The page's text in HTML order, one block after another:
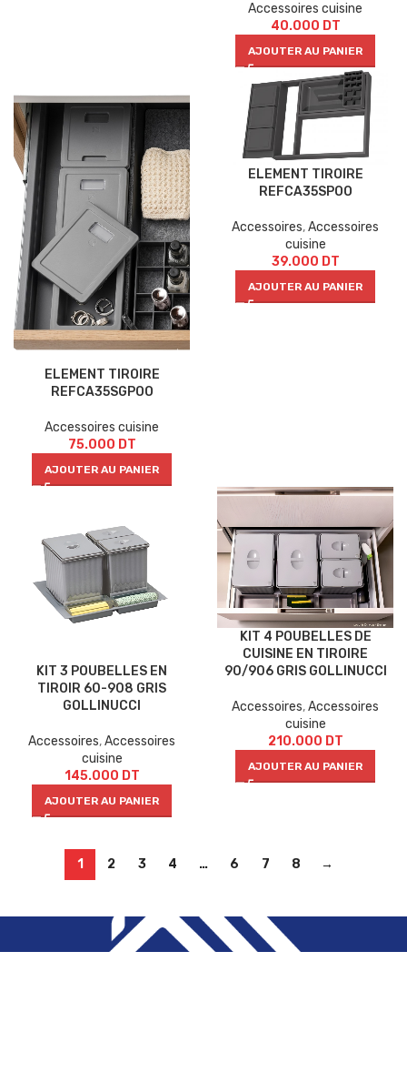
Accessoires cuisine
40.000 DT
AJOUTER AU PANIER
ELEMENT TIROIRE
REFCA35SGPOO
Accessoires cuisine
75.000 DT
AJOUTER AU PANIER
ELEMENT TIROIRE
REFCA35SPOO
Accessoires,Accessoires
cuisine
39.000 DT
AJOUTER AU PANIER
KIT 3 POUBELLES EN
TIROIR 60-908 GRIS
GOLLINUCCI
Accessoires,Accessoires
cuisine
145.000 DT
AJOUTER AU PANIER
KIT 4 POUBELLES DE
CUISINE EN TIROIRE
90/906 GRIS GOLLINUCCI
Accessoires,Accessoires
cuisine
210.000 DT
AJOUTER AU PANIER
1 2 3 4 … 6 7 8 →